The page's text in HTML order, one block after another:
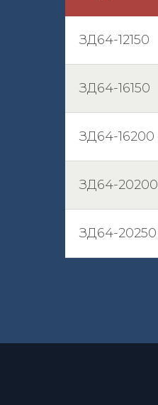
ЗД64-12150
ЗД64-16150
ЗД64-16200
ЗД64-20200
ЗД64-20250